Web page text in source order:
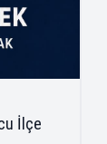
İlçe